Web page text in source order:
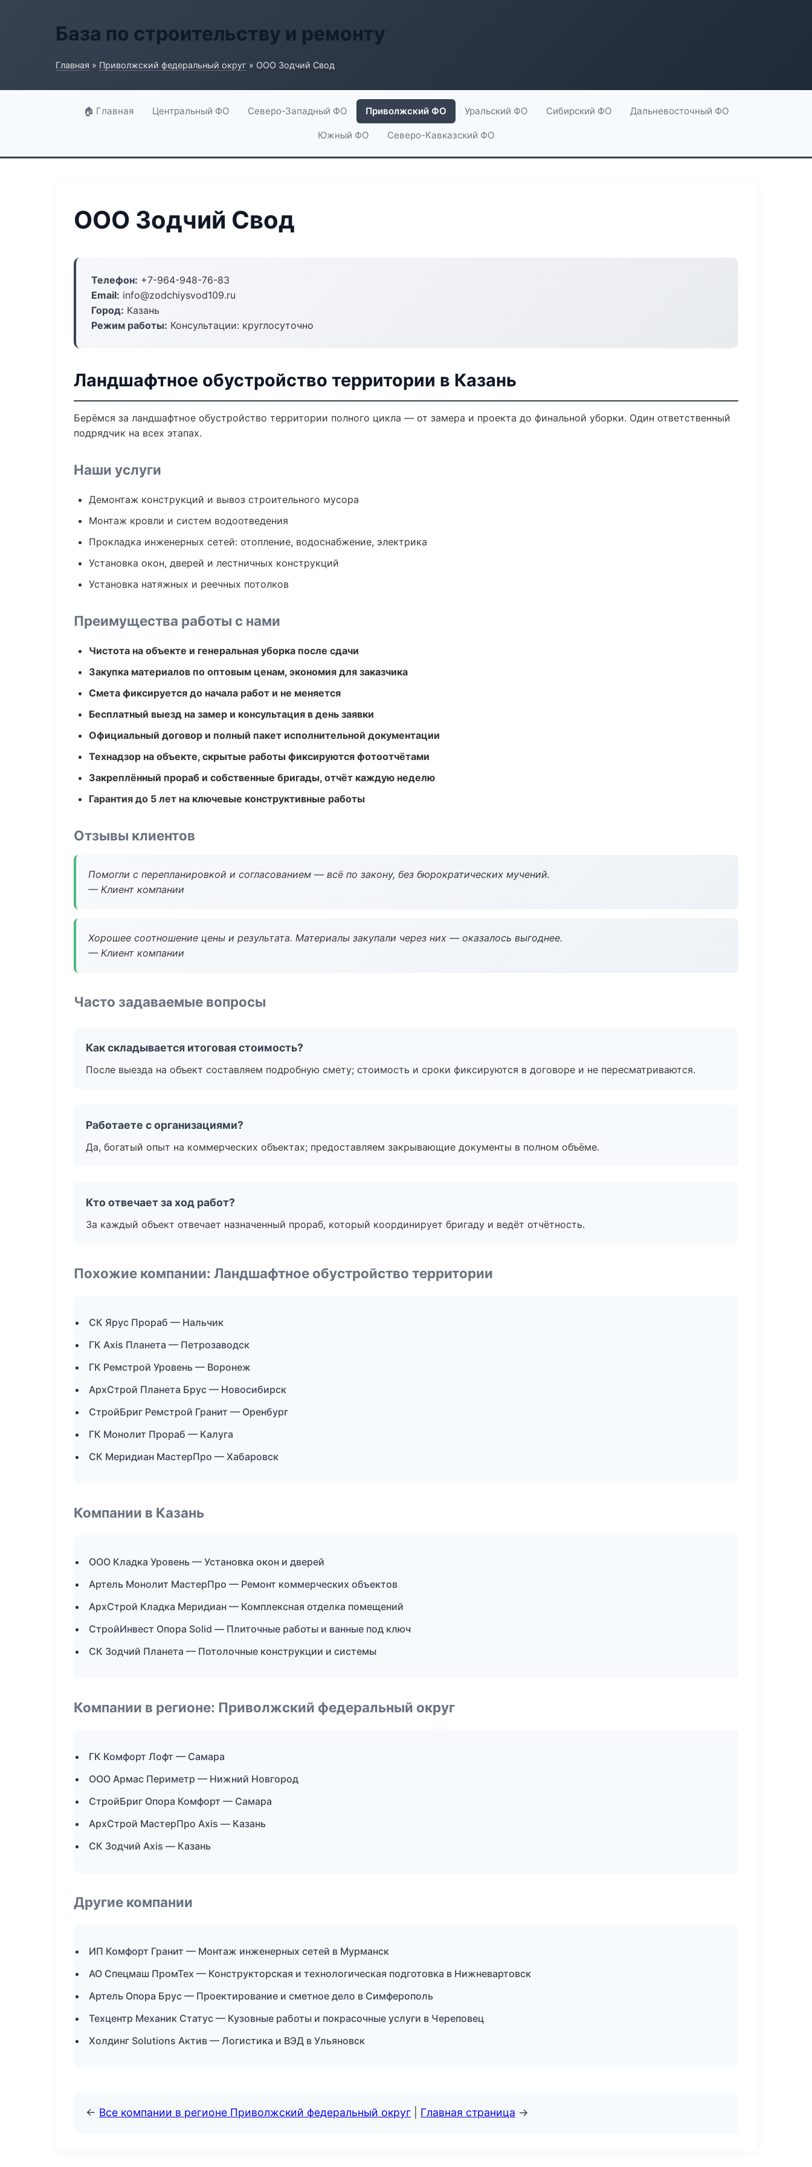
База по строительству и ремонту
Главная » Приволжский федеральный округ » ООО Зодчий Свод
🏠 Главная Центральный ФО Северо-Западный ФО Приволжский ФО Уральский ФО Сибирский ФО Дальневосточный ФО
Южный ФО Северо-Кавказский ФО
ООО Зодчий Свод
Телефон: +7-964-948-76-83
Email: info@zodchiysvod109.ru
Город: Казань
Режим работы: Консультации: круглосуточно
Ландшафтное обустройство территории в Казань
Берёмся за ландшафтное обустройство территории полного цикла — от замера и проекта до финальной уборки. Один ответственный
подрядчик на всех этапах.
Наши услуги
Демонтаж конструкций и вывоз строительного мусора
Монтаж кровли и систем водоотведения
Прокладка инженерных сетей: отопление, водоснабжение, электрика
Установка окон, дверей и лестничных конструкций
Установка натяжных и реечных потолков
Преимущества работы с нами
Чистота на объекте и генеральная уборка после сдачи
Закупка материалов по оптовым ценам, экономия для заказчика
Смета фиксируется до начала работ и не меняется
Бесплатный выезд на замер и консультация в день заявки
Официальный договор и полный пакет исполнительной документации
Технадзор на объекте, скрытые работы фиксируются фотоотчётами
Закреплённый прораб и собственные бригады, отчёт каждую неделю
Гарантия до 5 лет на ключевые конструктивные работы
Отзывы клиентов
Помогли с перепланировкой и согласованием — всё по закону, без бюрократических мучений.
— Клиент компании
Хорошее соотношение цены и результата. Материалы закупали через них — оказалось выгоднее.
— Клиент компании
Часто задаваемые вопросы
Как складывается итоговая стоимость?
После выезда на объект составляем подробную смету; стоимость и сроки фиксируются в договоре и не пересматриваются.
Работаете с организациями?
Да, богатый опыт на коммерческих объектах; предоставляем закрывающие документы в полном объёме.
Кто отвечает за ход работ?
За каждый объект отвечает назначенный прораб, который координирует бригаду и ведёт отчётность.
Похожие компании: Ландшафтное обустройство территории
СК Ярус Прораб — Нальчик
ГК Axis Планета — Петрозаводск
ГК Ремстрой Уровень — Воронеж
АрхСтрой Планета Брус — Новосибирск
СтройБриг Ремстрой Гранит — Оренбург
ГК Монолит Прораб — Калуга
СК Меридиан МастерПро — Хабаровск
Компании в Казань
ООО Кладка Уровень — Установка окон и дверей
Артель Монолит МастерПро — Ремонт коммерческих объектов
АрхСтрой Кладка Меридиан — Комплексная отделка помещений
СтройИнвест Опора Solid — Плиточные работы и ванные под ключ
СК Зодчий Планета — Потолочные конструкции и системы
Компании в регионе: Приволжский федеральный округ
ГК Комфорт Лофт — Самара
ООО Армас Периметр — Нижний Новгород
СтройБриг Опора Комфорт — Самара
АрхСтрой МастерПро Axis — Казань
СК Зодчий Axis — Казань
Другие компании
ИП Комфорт Гранит — Монтаж инженерных сетей в Мурманск
АО Спецмаш ПромТех — Конструкторская и технологическая подготовка в Нижневартовск
Артель Опора Брус — Проектирование и сметное дело в Симферополь
Техцентр Механик Статус — Кузовные работы и покрасочные услуги в Череповец
Холдинг Solutions Актив — Логистика и ВЭД в Ульяновск
← Все компании в регионе Приволжский федеральный округ Главная страница →